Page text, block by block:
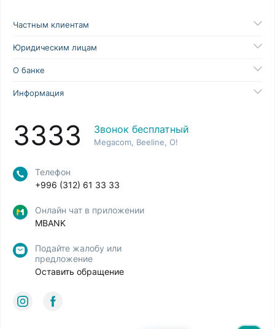
Частным клиентам
Юридическим лицам
О банке
Информация
3333 Звонок бесплатный
Megacom, Beeline, O!
Телефон
+996 (312) 61 33 33
Онлайн чат в приложении
MBANK
Подайте жалобу или
предложение
Оставить обращение